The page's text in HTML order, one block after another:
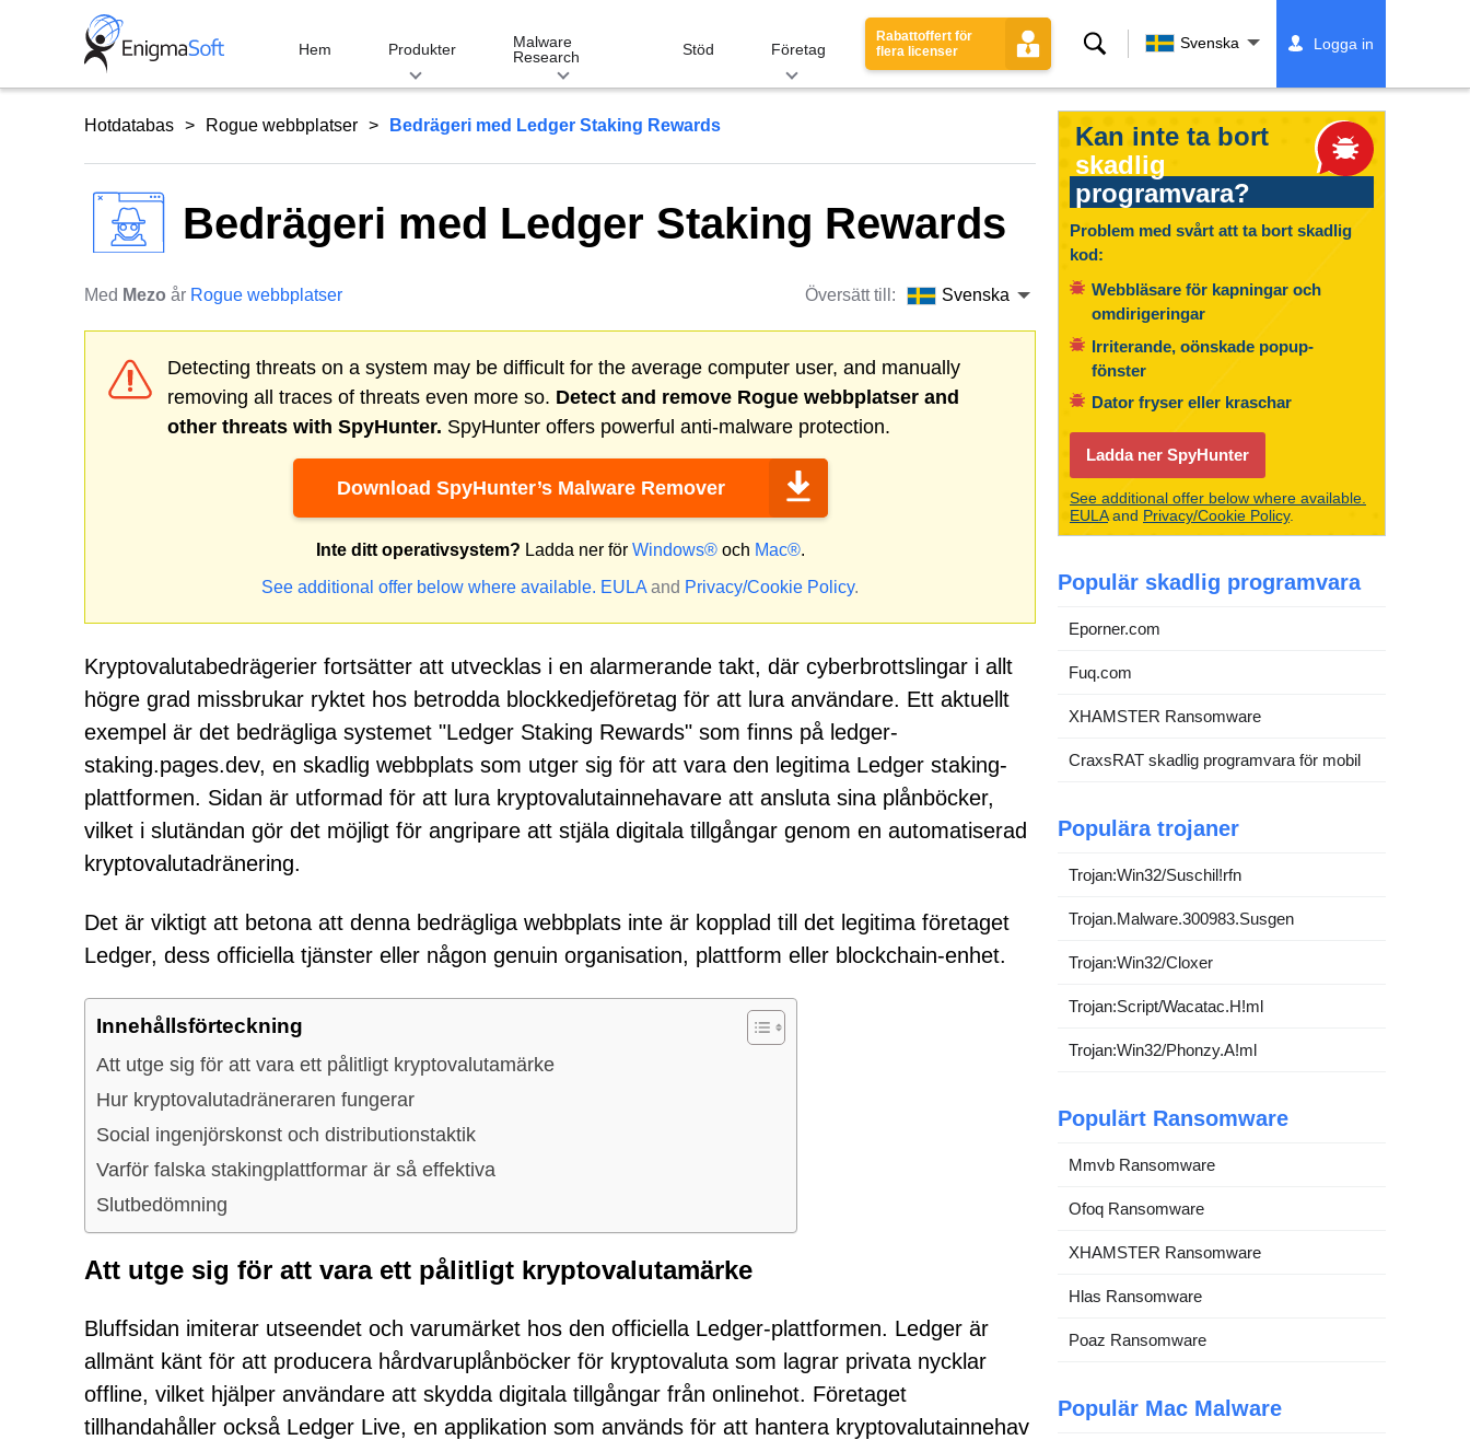
Hem Produkter
Malware
Research
Stöd Företag
Rabattoffert för
flera licenser
Sök Svenska Logga in
Hotdatabas Rogue webbplatser Bedrägeri med Ledger Staking Rewards
Bedrägeri med Ledger Staking Rewards
Med Mezo år Rogue webbplatser Översätt till: Svenska
Detecting threats on a system may be difficult for the average computer user, and manually
removing all traces of threats even more so. Detect and remove Rogue webbplatser and
other threats with SpyHunter. SpyHunter offers powerful anti-malware protection.
Download SpyHunter’s Malware Remover
Inte ditt operativsystem? Ladda ner för Windows®och Mac®.
See additional offer below where available. EULA and Privacy/Cookie Policy.
Kryptovalutabedrägerier fortsätter att utvecklas i en alarmerande takt, där cyberbrottslingar i allt
högre grad missbrukar ryktet hos betrodda blockkedjeföretag för att lura användare. Ett aktuellt
exempel är det bedrägliga systemet "Ledger Staking Rewards" som finns på ledger-
staking.pages.dev, en skadlig webbplats som utger sig för att vara den legitima Ledger staking-
plattformen. Sidan är utformad för att lura kryptovalutainnehavare att ansluta sina plånböcker,
vilket i slutändan gör det möjligt för angripare att stjäla digitala tillgångar genom en automatiserad
kryptovalutadränering.
Det är viktigt att betona att denna bedrägliga webbplats inte är kopplad till det legitima företaget
Ledger, dess officiella tjänster eller någon genuin organisation, plattform eller blockchain-enhet.
Innehållsförteckning
Att utge sig för att vara ett pålitligt kryptovalutamärke
Hur kryptovalutadräneraren fungerar
Social ingenjörskonst och distributionstaktik
Varför falska stakingplattformar är så effektiva
Slutbedömning
Att utge sig för att vara ett pålitligt kryptovalutamärke
Bluffsidan imiterar utseendet och varumärket hos den officiella Ledger-plattformen. Ledger är
allmänt känt för att producera hårdvaruplånböcker för kryptovaluta som lagrar privata nycklar
offline, vilket hjälper användare att skydda digitala tillgångar från onlinehot. Företaget
tillhandahåller också Ledger Live, en applikation som används för att hantera kryptovalutainnehav
Kan inte ta bort
skadlig
programvara?
Problem med svårt att ta bort skadlig
kod:
Webbläsare för kapningar och
omdirigeringar
Irriterande, oönskade popup-
fönster
Dator fryser eller kraschar
Ladda ner SpyHunter
See additional offer below where available.
EULAand Privacy/Cookie Policy.
Populär skadlig programvara
Eporner.com
Fuq.com
XHAMSTER Ransomware
CraxsRAT skadlig programvara för mobil
Populära trojaner
Trojan:Win32/Suschil!rfn
Trojan.Malware.300983.Susgen
Trojan:Win32/Cloxer
Trojan:Script/Wacatac.H!ml
Trojan:Win32/Phonzy.A!ml
Populärt Ransomware
Mmvb Ransomware
Ofoq Ransomware
XHAMSTER Ransomware
Hlas Ransomware
Poaz Ransomware
Populär Mac Malware